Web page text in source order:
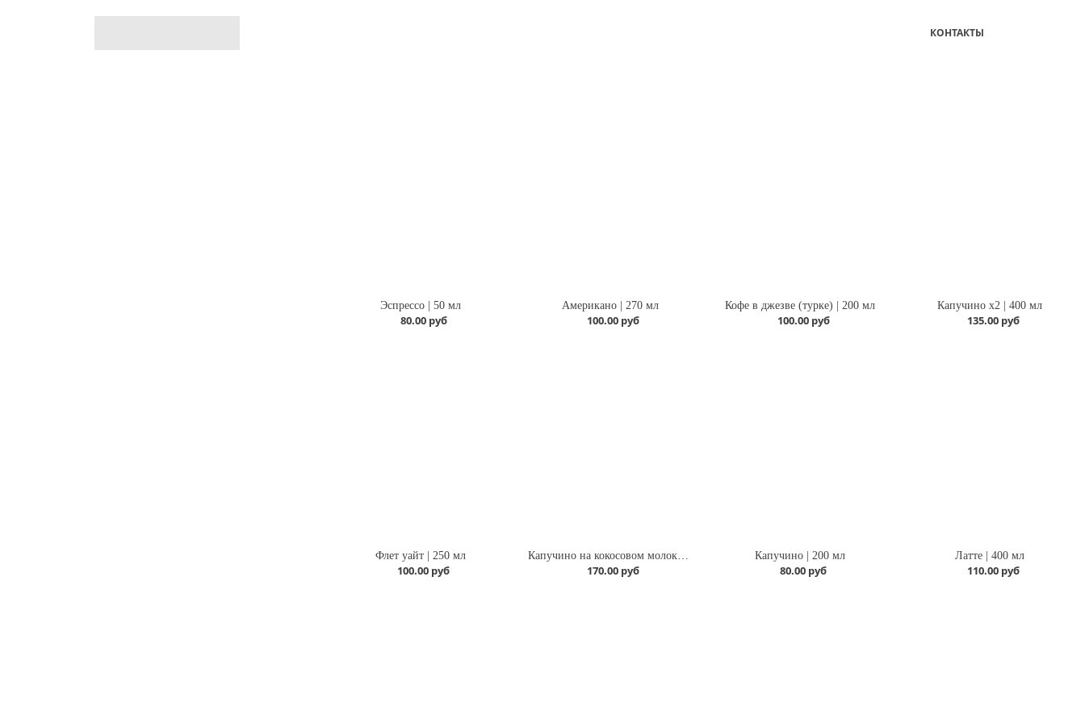
КОНТАКТЫ
Эспрессо | 50 мл
80.00 руб
Американо | 270 мл
100.00 руб
Кофе в джезве (турке) | 200 мл
100.00 руб
Капучино х2 | 400 мл
135.00 руб
Флет уайт | 250 мл
100.00 руб
Капучино на кокосовом молоке | 400 мл
170.00 руб
Капучино | 200 мл
80.00 руб
Латте | 400 мл
110.00 руб